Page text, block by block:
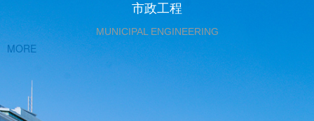
市政工程
MUNICIPAL ENGINEERING
MORE